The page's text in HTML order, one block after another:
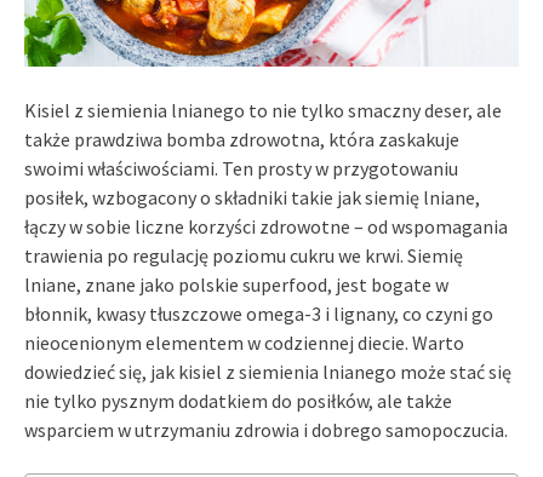
Kisiel z siemienia lnianego to nie tylko smaczny deser, ale
także prawdziwa bomba zdrowotna, która zaskakuje
swoimi właściwościami. Ten prosty w przygotowaniu
posiłek, wzbogacony o składniki takie jak siemię lniane,
łączy w sobie liczne korzyści zdrowotne – od wspomagania
trawienia po regulację poziomu cukru we krwi. Siemię
lniane, znane jako polskie superfood, jest bogate w
błonnik, kwasy tłuszczowe omega-3 i lignany, co czyni go
nieocenionym elementem w codziennej diecie. Warto
dowiedzieć się, jak kisiel z siemienia lnianego może stać się
nie tylko pysznym dodatkiem do posiłków, ale także
wsparciem w utrzymaniu zdrowia i dobrego samopoczucia.